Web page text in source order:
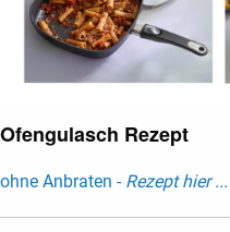
Ofengulasch Rezept
ohne Anbraten - Rezept hier ...